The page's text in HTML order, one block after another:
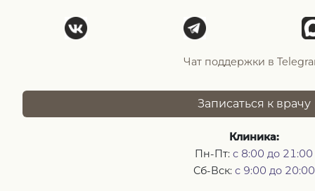
Чат поддержки в
Записаться к врачу
Клиника:
Пн-Пт: с 8:00 до 21:00
Сб-Вск: с 9:00 до 20:00